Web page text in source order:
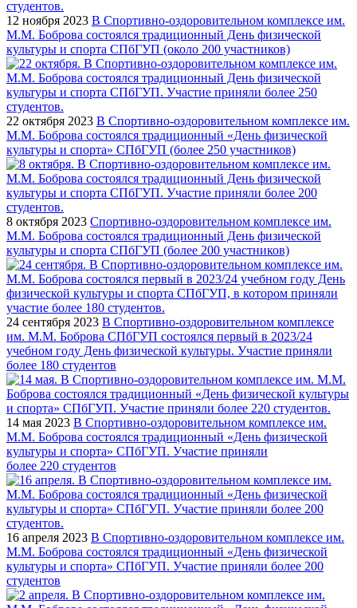
12 ноября 2023 В Спортивно-оздоровительном комплексе им.
М.М. Боброва состоялся традиционный День физической
культуры и спорта СПбГУП (около 200 участников)
22 октября 2023 В Спортивно-оздоровительном комплексе им.
М.М. Боброва состоялся традиционный «День физической
культуры и спорта» СПбГУП (более 250 участников)
8 октября 2023 Спортивно-оздоровительном комплексе им.
М.М. Боброва состоялся традиционный День физической
культуры и спорта СПбГУП (более 200 участников)
24 сентября 2023 В Спортивно-оздоровительном комплексе
им. М.М. Боброва СПбГУП состоялся первый в 2023/24
учебном году День физической культуры. Участие приняли
более 180 студентов
14 мая 2023 В Спортивно-оздоровительном комплексе им.
М.М. Боброва состоялся традиционный «День физической
культуры и спорта» СПбГУП. Участие приняли
более 220 студентов
16 апреля 2023 В Спортивно-оздоровительном комплексе им.
М.М. Боброва состоялся традиционный «День физической
культуры и спорта» СПбГУП. Участие приняли более 200
студентов